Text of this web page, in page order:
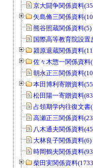
京大闘争関係資料
矢島脩三関係資料
熊谷照蔵関係資料(5)
国際高等教育院設置
潁原退蔵関係資料
佐々木惣一関係資料
朝永正三関係資料
本田博利寄贈資料
松田陽一寄贈資料
占領期学内往復文書
高瀬正三関係資料
八木通夫関係資料
大林良子関係資料(6)
時岡鶴夫関係資料
柴田実関係資料